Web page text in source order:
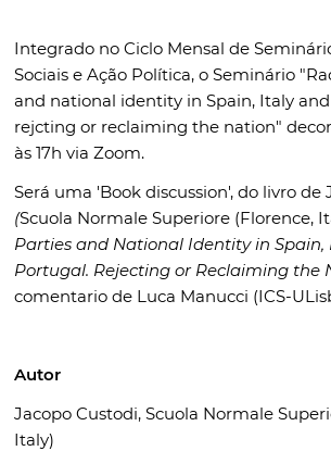
Integrado no Ciclo Mensal de
Sociais e Ação Política, o Seminário
and national identity in Spain, Italy
rejcting or reclaiming the nation"
às 17h via Zoom.
Será uma 'Book discussion', do livro de
(Scuola Normale Superiore (Florence,
Parties and National Identity in Spain,
Portugal. Rejecting or Reclaiming the
comentario de Luca Manucci (ICS-
Autor
Jacopo Custodi, Scuola Normale
Italy)